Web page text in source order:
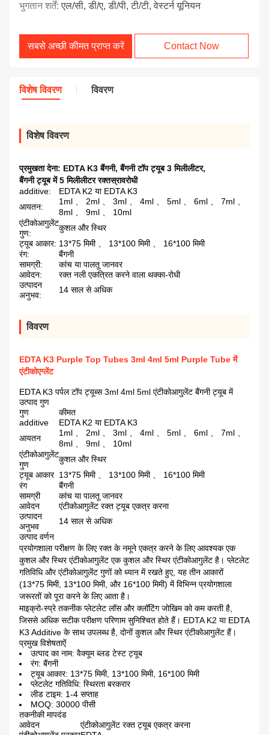
भुगतान शर्तें:एल/सी, डी/ए, डी/पी, टी/टी, वेस्टर्न यूनियन
सबसे अच्छी कीमत प्राप्त करें Contact Now
विशेष विवरण विवरण
विशेष विवरण
प्रमुखता देना: EDTA K3 बैंगनी,बैंगनी टॉप ट्यूब 3 मिलीलीटर,
बैंगनी ट्यूब में 5 मिलीलीटर रक्तस्रावरोधी
additive:
EDTA K2 या EDTA K3
आयतन:
1ml 、 2ml 、 3ml 、 4ml 、 5ml 、 6ml 、 7ml 、
8ml 、 9ml 、 10ml
एंटीकोआगुलेंट
गुण:
कुशल और स्थिर
ट्यूब आकार: 13*75 मिमी 、 13*100 मिमी 、 16*100 मिमी
रंग:
बैंगनी
सामग्री:
कांच या पालतू जानवर
आवेदन:
रक्त नली एकत्रित करने वाला थक्का-रोधी
उत्पादन
अनुभव:
14 साल से अधिक
विवरण
EDTA K3 Purple Top Tubes 3ml 4ml 5ml Purple Tube में
एंटीकोएग्लेंट
EDTA K3 पर्पल टॉप ट्यूब्स 3ml 4ml 5ml एंटीकोआगुलेंट बैंगनी ट्यूब में
उत्पाद गुण
गुण
कीमत
additive
EDTA K2 या EDTA K3
आयतन
1ml 、 2ml 、 3ml 、 4ml 、 5ml 、 6ml 、 7ml 、
8ml 、 9ml 、 10ml
एंटीकोआगुलेंट
गुण
कुशल और स्थिर
ट्यूब आकार 13*75 मिमी 、 13*100 मिमी 、 16*100 मिमी
रंग
बैंगनी
सामग्री
कांच या पालतू जानवर
आवेदन
एंटीकोआगुलेंट रक्त ट्यूब एकत्र करना
उत्पादन
अनुभव
14 साल से अधिक
उत्पाद वर्णन
प्रयोगशाला परीक्षण के लिए रक्त के नमूने एकत्र करने के लिए आवश्यक एक
कुशल और स्थिर एंटीकोआगुलेंट एक कुशल और स्थिर एंटीकोआगुलेंट है। प्लेटलेट
गतिविधि और एंटीकोआगुलेंट गुणों को ध्यान में रखते हुए, यह तीन आकारों
(13*75 मिमी, 13*100 मिमी, और 16*100 मिमी) में विभिन्न प्रयोगशाला
जरूरतों को पूरा करने के लिए आता है।
माइक्रो-स्प्रे तकनीक प्लेटलेट लॉस और क्लॉटिंग जोखिम को कम करती है,
जिससे अधिक सटीक परीक्षण परिणाम सुनिश्चित होते हैं। EDTA K2 या EDTA
K3 Additive के साथ उपलब्ध है, दोनों कुशल और स्थिर एंटीकोआगुलेंट हैं।
प्रमुख विशेषताऐं
उत्पाद का नाम: वैक्यूम ब्लड टेस्ट ट्यूब
रंग: बैंगनी
ट्यूब आकार: 13*75 मिमी, 13*100 मिमी, 16*100 मिमी
प्लेटलेट गतिविधि: स्थिरता बरकरार
लीड टाइम: 1-4 सप्ताह
MOQ: 30000 पीसी
तकनीकी मापदंड
आवेदन
एंटीकोआगुलेंट रक्त ट्यूब एकत्र करना